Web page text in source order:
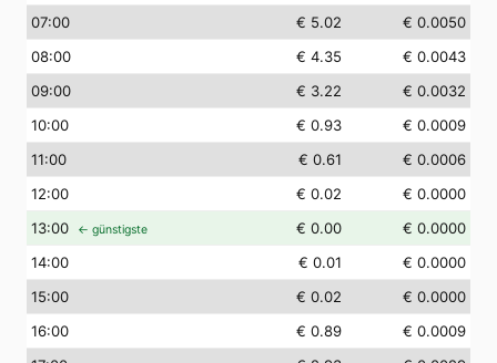
07:00 € 5.02
€ 0.0050
08:00 € 4.35
€ 0.0043
09:00 € 3.22
€ 0.0032
10:00 € 0.93
€ 0.0009
11:00 € 0.61
€ 0.0006
12:00 € 0.02
€ 0.0000
13:00 ← günstigste € 0.00
€ 0.0000
14:00 € 0.01
€ 0.0000
15:00 € 0.02
€ 0.0000
16:00 € 0.89
€ 0.0009